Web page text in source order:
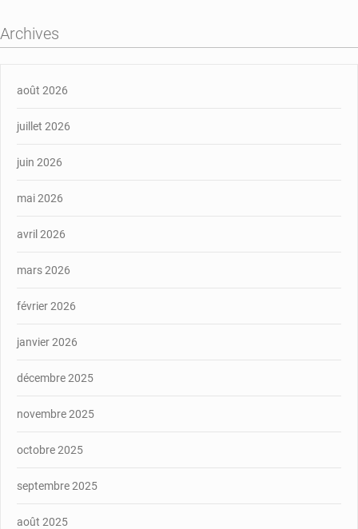
Archives
août 2026
juillet 2026
juin 2026
mai 2026
avril 2026
mars 2026
février 2026
janvier 2026
décembre 2025
novembre 2025
octobre 2025
septembre 2025
août 2025